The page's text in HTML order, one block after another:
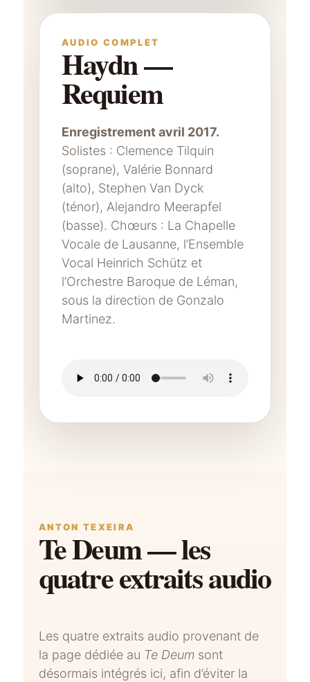
AUDIO COMPLET
Haydn —
Requiem
Enregistrement avril 2017.
Solistes : Clemence Tilquin
(soprane), Valérie Bonnard
(alto), Stephen Van Dyck
(ténor), Alejandro Meerapfel
(basse). Chœurs : La Chapelle
Vocale de Lausanne, l’Ensemble
Vocal Heinrich Schütz et
l’Orchestre Baroque de Léman,
sous la direction de Gonzalo
Martinez.
ANTON TEXEIRA
Te Deum — les
quatre extraits audio
Les quatre extraits audio provenant de
la page dédiée au Te Deum sont
désormais intégrés ici, afin d’éviter la